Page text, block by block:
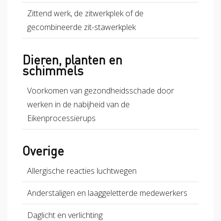
Zittend werk, de zitwerkplek of de
gecombineerde zit-stawerkplek
Dieren, planten en
schimmels
Voorkomen van gezondheidsschade door
werken in de nabijheid van de
Eikenprocessierups
Overige
Allergische reacties luchtwegen
Anderstaligen en laaggeletterde medewerkers
Daglicht en verlichting